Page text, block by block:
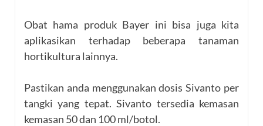
Obat hama produk Bayer ini bisa juga kita
aplikasikan terhadap beberapa tanaman
hortikultura lainnya.
Pastikan anda menggunakan dosis Sivanto per
tangki yang tepat. Sivanto tersedia kemasan
kemasan 50 dan 100 ml/botol.